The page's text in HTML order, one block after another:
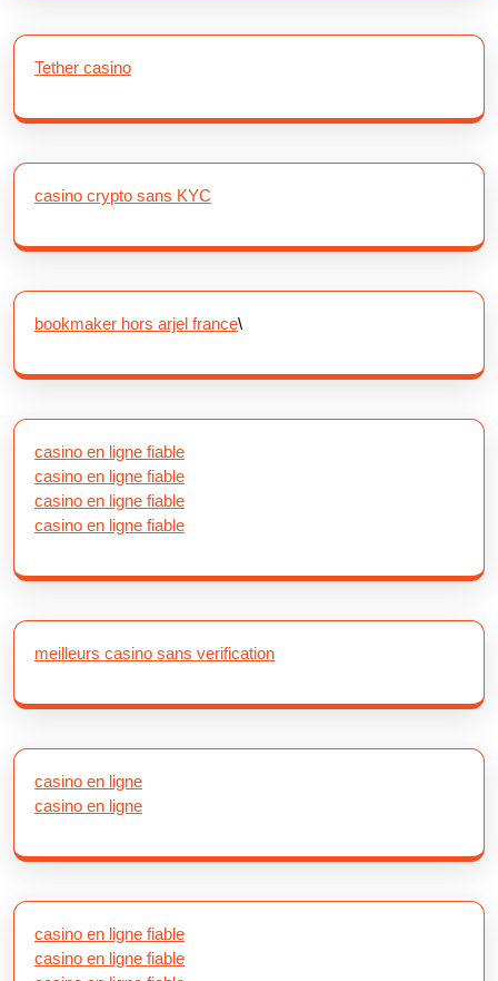
Tether casino
casino crypto sans KYC
bookmaker hors arjel france\
casino en ligne fiable
casino en ligne fiable
casino en ligne fiable
casino en ligne fiable
meilleurs casino sans verification
casino en ligne
casino en ligne
casino en ligne fiable
casino en ligne fiable